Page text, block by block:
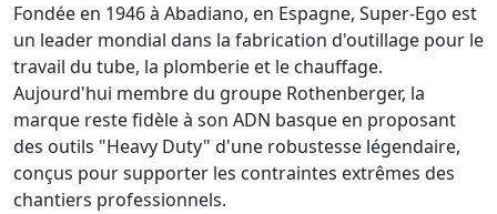
Fondée en 1946 à Abadiano, en Espagne, Super-Ego est
un leader mondial dans la fabrication d'outillage pour le
travail du tube, la plomberie et le chauffage.
Aujourd'hui membre du groupe Rothenberger, la
marque reste fidèle à son ADN basque en proposant
des outils "Heavy Duty" d'une robustesse légendaire,
conçus pour supporter les contraintes extrêmes des
chantiers professionnels.